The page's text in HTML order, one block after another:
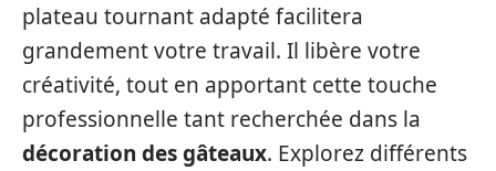
plateau tournant adapté facilitera
grandement votre travail. Il libère votre
créativité, tout en apportant cette touche
professionnelle tant recherchée dans la
décoration des gâteaux. Explorez différents